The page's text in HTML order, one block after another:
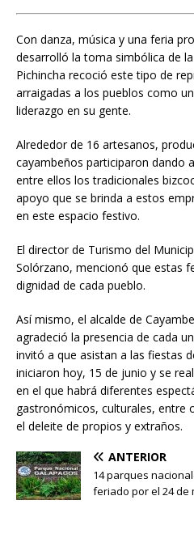
Con danza, música y una feria
desarrolló la toma simbólica de
Pichincha recoció este tipo de
arraigadas a los pueblos como
liderazgo en su gente.
Alrededor de 16 artesanos,
cayambeños participaron dando
entre ellos los tradicionales
apoyo que se brinda a estos
en este espacio festivo.
El director de Turismo del
Solórzano, mencionó que estas
dignidad de cada pueblo.
Así mismo, el alcalde de
agradeció la presencia de cada
invitó a que asistan a las fiestas
iniciaron hoy, 15 de junio y se
en el que habrá diferentes
gastronómicos, culturales, entre
el deleite de propios y extraños.
ANTERIOR
14 parques
feriado por el 24 de